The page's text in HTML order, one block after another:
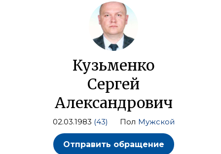
Кузьменко
Сергей
Александрович
02.03.1983 (43) Пол Мужской
Отправить обращение